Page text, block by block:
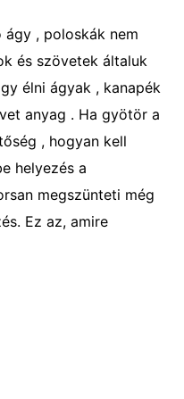
ágy , poloskák nem
és szövetek általuk
élni ágyak , kanapék
anyag . Ha gyötör a
, hogyan kell
helyezés a
megszünteti még
Ez az, amire